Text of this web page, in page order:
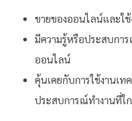
ขายของออนไลน์และใ
มีความรู้หรือประสบการ
ออนไลน์
คุ้นเคยกับการใช้งานเท
ประสบการณ์ทำงานที่ใก